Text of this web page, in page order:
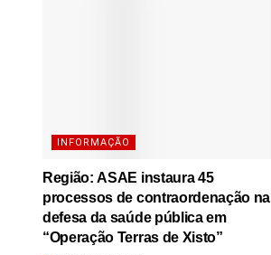
INFORMAÇÃO
Região: ASAE instaura 45
processos de contraordenação na
defesa da saúde pública em
“Operação Terras de Xisto”